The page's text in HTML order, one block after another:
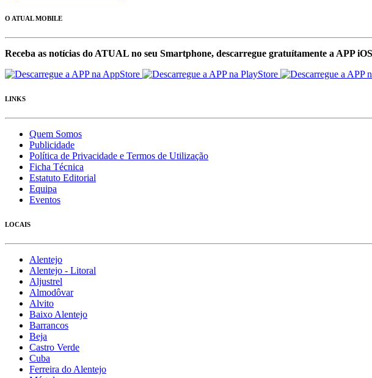
O ATUAL MOBILE
Receba as notícias do ATUAL no seu Smartphone, descarregue gratuítamente a APP
LINKS
Quem Somos
Publicidade
Política de Privacidade e Termos de Utilização
Ficha Técnica
Estatuto Editorial
Equipa
Eventos
LOCAIS
Alentejo
Alentejo - Litoral
Aljustrel
Almodôvar
Alvito
Baixo Alentejo
Barrancos
Beja
Castro Verde
Cuba
Ferreira do Alentejo